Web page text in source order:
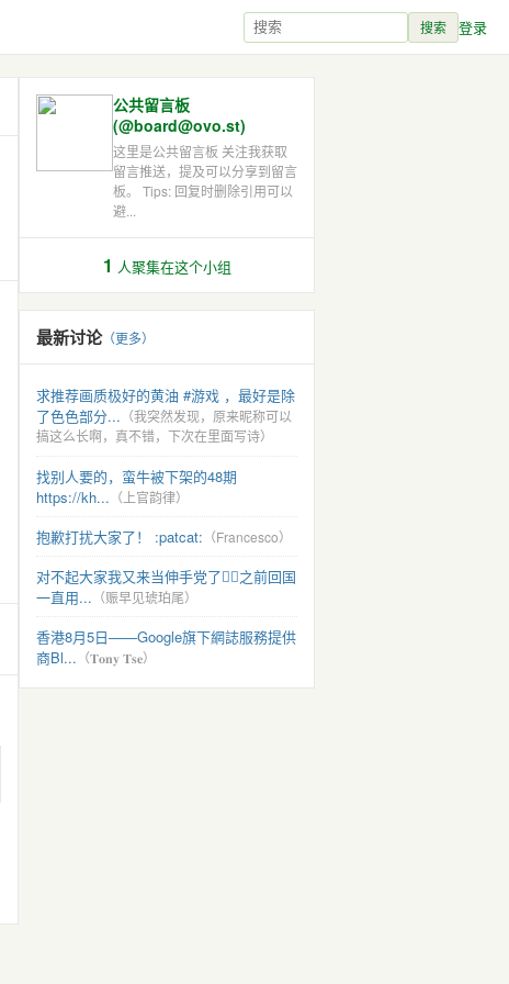
搜索 登录
公共留言板
(@board@ovo.st)
这里是公共留言板 关注我获取
留言推送，提及可以分享到留言
板。 Tips: 回复时删除引用可以
避...
1 人聚集在这个小组
最新讨论（更多）
求推荐画质极好的黄油 #游戏 ，最好是除
了色色部分... （我突然发现，原来昵称可以
搞这么长啊，真不错，下次在里面写诗）
找别人要的，蛮牛被下架的48期
https://kh... （上官韵律）
抱歉打扰大家了！ :patcat: （Francesco）
对不起大家我又来当伸手党了🧎‍♀️之前回国
一直用... （赈早见琥珀尾）
香港8月5日——Google旗下網誌服務提供
商Bl... （𝐓𝐨𝐧𝐲 𝐓𝐬𝐞）